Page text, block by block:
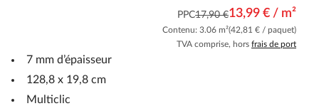
PPC17,90 €13,99 € / m²
Contenu: 3.06 m²(42,81 € / paquet)
TVA comprise, hors frais de port
7 mm d’épaisseur
128,8 x 19,8 cm
Multiclic